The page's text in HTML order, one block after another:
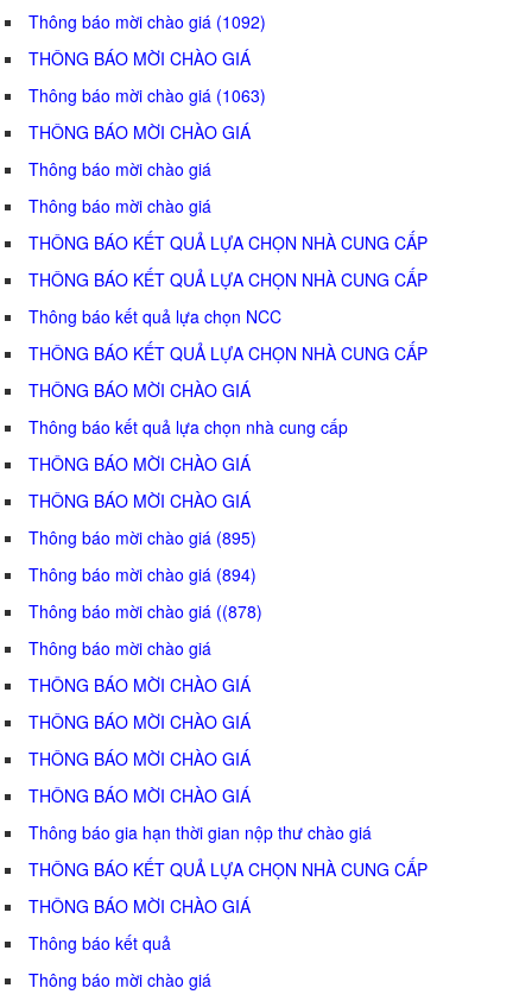
Thông báo mời chào giá (1092)
THÔNG BÁO MỜI CHÀO GIÁ
Thông báo mời chào giá (1063)
THÔNG BÁO MỜI CHÀO GIÁ
Thông báo mời chào giá
Thông báo mời chào giá
THÔNG BÁO KẾT QUẢ LỰA CHỌN NHÀ CUNG CẤP
THÔNG BÁO KẾT QUẢ LỰA CHỌN NHÀ CUNG CẤP
Thông báo kết quả lựa chọn NCC
THÔNG BÁO KẾT QUẢ LỰA CHỌN NHÀ CUNG CẤP
THÔNG BÁO MỜI CHÀO GIÁ
Thông báo kết quả lựa chọn nhà cung cấp
THÔNG BÁO MỜI CHÀO GIÁ
THÔNG BÁO MỜI CHÀO GIÁ
Thông báo mời chào giá (895)
Thông báo mời chào giá (894)
Thông báo mời chào giá ((878)
Thông báo mời chào giá
THÔNG BÁO MỜI CHÀO GIÁ
THÔNG BÁO MỜI CHÀO GIÁ
THÔNG BÁO MỜI CHÀO GIÁ
THÔNG BÁO MỜI CHÀO GIÁ
Thông báo gia hạn thời gian nộp thư chào giá
THÔNG BÁO KẾT QUẢ LỰA CHỌN NHÀ CUNG CẤP
THÔNG BÁO MỜI CHÀO GIÁ
Thông báo kết quả
Thông báo mời chào giá